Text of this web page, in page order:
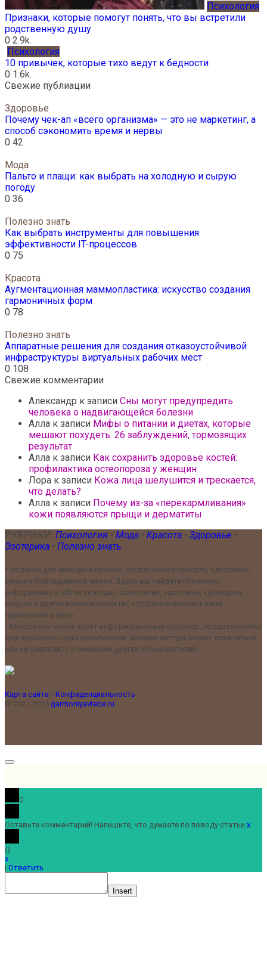
Психология
Признаки, которые помогут понять, что вы встретили
родственную душу
0 2.9k.
Психология
10 привычек, которые тихо ведут к бедности
0 1.6k.
Свежие публиации
Здоровье
Почему чек-ап «всего организма» — это не маркетинг, а
способ сэкономить время и нервы
0 42
Мода
Пальто и плащи: как выбрать на холодную и сырую
погоду
0 36
Полезно знать
Как выбрать инструменты для повышения
эффективности IT-процессов
0 75
Красота
Аугментационная маммопластика: искусство создания
гармоничных форм
0 78
Полезно знать
Аппаратные решения для создания отказоустойчивой
инфраструктуры виртуальных рабочих мест
0 108
Свежие комментарии
Александр к записи Сны могут предупредить
человека о надвигающейся болезни
Алла к записи Мифы о питании и диетах, которые
мешают похудеть: 26 заблуждений, тормозящих
результат
Алла к записи Как сохранить здоровье костей:
профилактика остеопороза у женщин
Лора к записи Кожа лица шелушится и трескается,
что делать?
Алла к записи Почему из-за «перекармливания»
кожи появляются прыщи и дерматиты
РУБРИКИ: Психология • Мода • Красота • Здоровье •
Эзотерика • Полезно знать
• Издание для женщин и мужчин, посвящённое красоте, здоровью,
семье и повседневной жизни. Здесь вы найдёте полезную
информацию в области моды, психологии, здоровья, кулинарии,
отдыха и другие важные аспекты, которые помогают жить
гармонично и ярко.
• Материалы сайта носят информационный характер, предназначены
для широкого круга посетителей. Мнение автора может отличаться
или не совпадать с мнениями других пользователей.
Карта сайта • Конфиденциальность
© 2021-2025 garmoniyavtebe.ru
0
Оставьте комментарий! Напишите, что думаете по поводу статьи.x
()
x
| Ответить
Insert